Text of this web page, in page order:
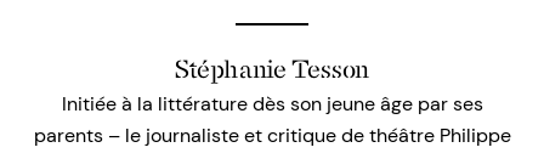
Stéphanie Tesson
Initiée à la littérature dès son jeune âge par ses
parents – le journaliste et critique de théâtre Philippe